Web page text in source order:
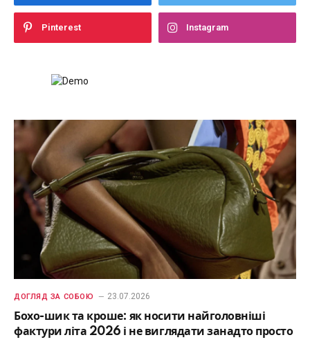
Pinterest Instagram
ДОГЛЯД ЗА СОБОЮ 23.07.2026
Бохо-шик та кроше: як носити найголовніші
фактури літа 2026 і не виглядати занадто просто